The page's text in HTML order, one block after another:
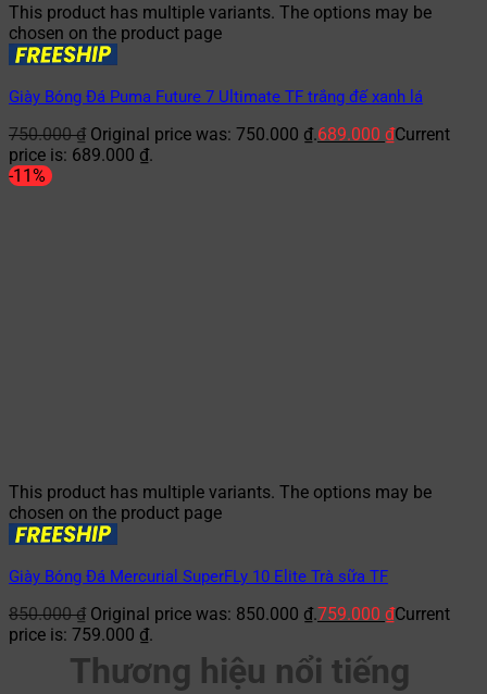
This product has multiple variants. The options may be
chosen on the product page
Giày Bóng Đá Puma Future 7 Ultimate TF trắng đế xanh lá
750.000₫ Original price was: 750.000 ₫.689.000 ₫Current
price is: 689.000 ₫.
-11%
This product has multiple variants. The options may be
chosen on the product page
Giày Bóng Đá Mercurial SuperFLy 10 Elite Trà sữa TF
850.000₫ Original price was: 850.000 ₫.759.000 ₫Current
price is: 759.000 ₫.
Thương hiệu nổi tiếng